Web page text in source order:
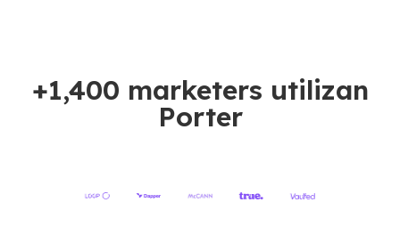
+1,400 marketers utilizan
Porter